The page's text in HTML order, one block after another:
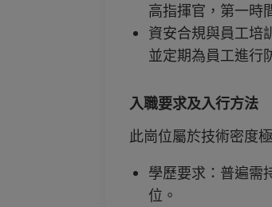
高指揮官，第一時
資安合規與員工培
並定期為員工進行
入職要求及入行方法
此崗位屬於技術密度
學歷要求：普遍需
位。